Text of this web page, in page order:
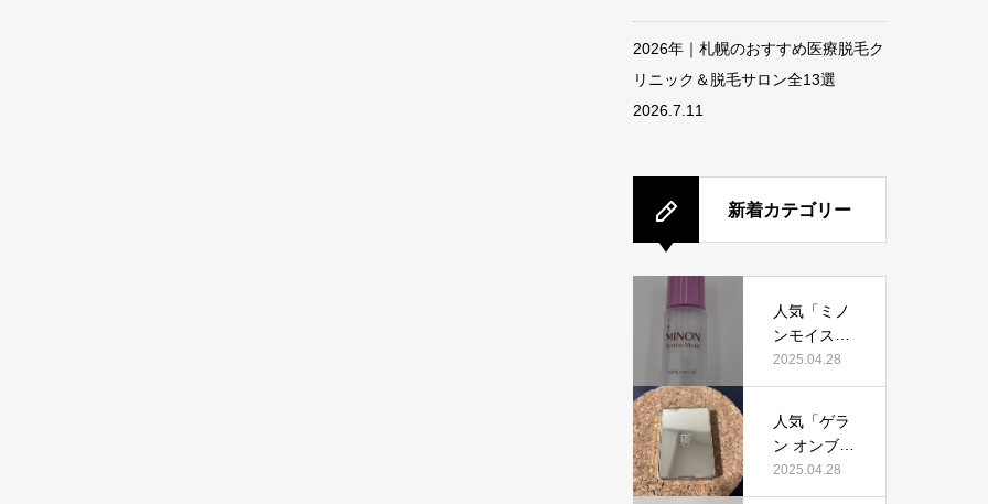
2026年｜札幌のおすすめ医療脱毛ク
リニック＆脱毛サロン全13選
2026.7.11
新着カテゴリー
人気「ミノ
ンモイスト
エイジング
ケアオイ
当におすす
め？美容マ
ニアが実際
2025.04.28
人気「ゲラ
ン オンブル
ジェオーラ
グロウ」っ
2025.04.28